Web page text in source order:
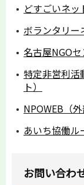
どすごいネッ
ボランタリー
名古屋NGOセ
特定非営利活
ト）
NPOWEB（外
あいち協働ル
お問い合わ